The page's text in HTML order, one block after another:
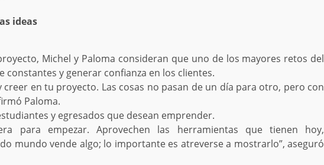
ideas
Michel y Paloma consideran que uno de los mayores retos del
y generar confianza en los clientes.
en tu proyecto. Las cosas no pasan de un día para otro, pero con
Paloma.
y egresados que desean emprender.
para empezar. Aprovechen las herramientas que tienen hoy,
mundo vende algo; lo importante es atreverse a mostrarlo”, aseguró